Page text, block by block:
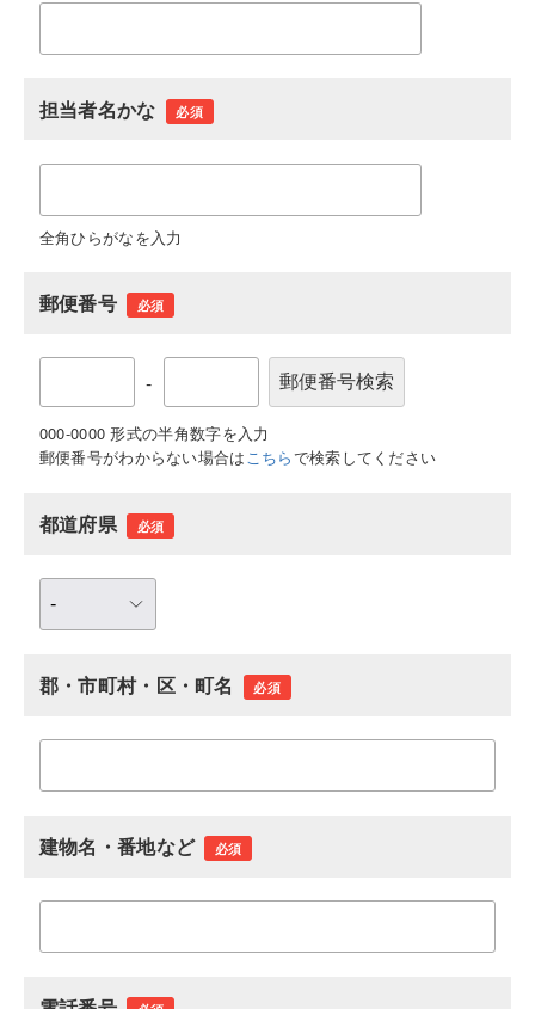
担当者名かな 必須
全角ひらがなを入力
郵便番号 必須
-
000-0000 形式の半角数字を入力
郵便番号がわからない場合はこちらで検索してください
都道府県 必須
郡・市町村・区・町名 必須
建物名・番地など 必須